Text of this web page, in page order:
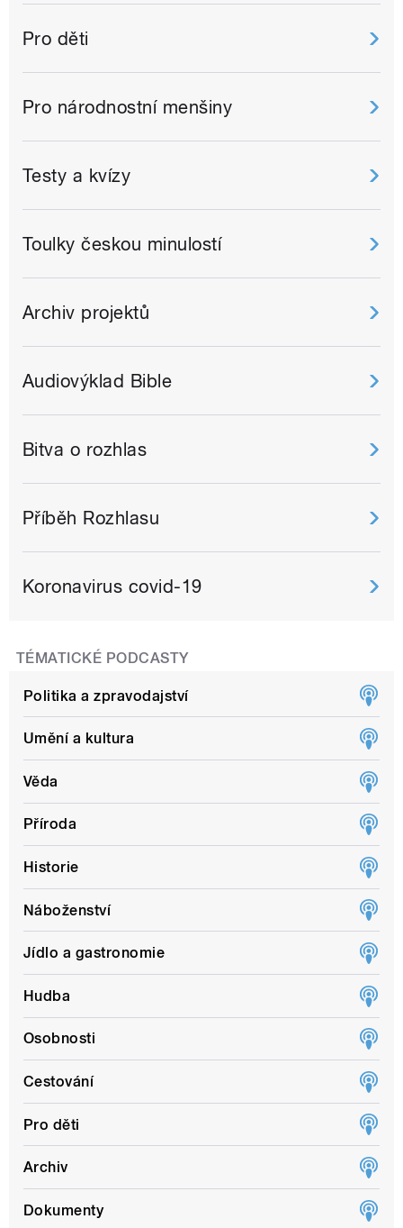
Pro děti
Pro národnostní menšiny
Testy a kvízy
Toulky českou minulostí
Archiv projektů
Audiovýklad Bible
Bitva o rozhlas
Příběh Rozhlasu
Koronavirus covid-19
TÉMATICKÉ PODCASTY
Politika a zpravodajství
Umění a kultura
Věda
Příroda
Historie
Náboženství
Jídlo a gastronomie
Hudba
Osobnosti
Cestování
Pro děti
Archiv
Dokumenty